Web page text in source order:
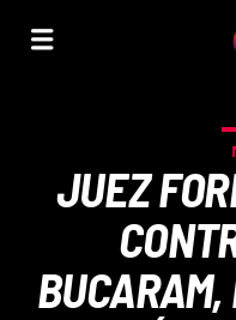
JUEZ
BUCARAM,